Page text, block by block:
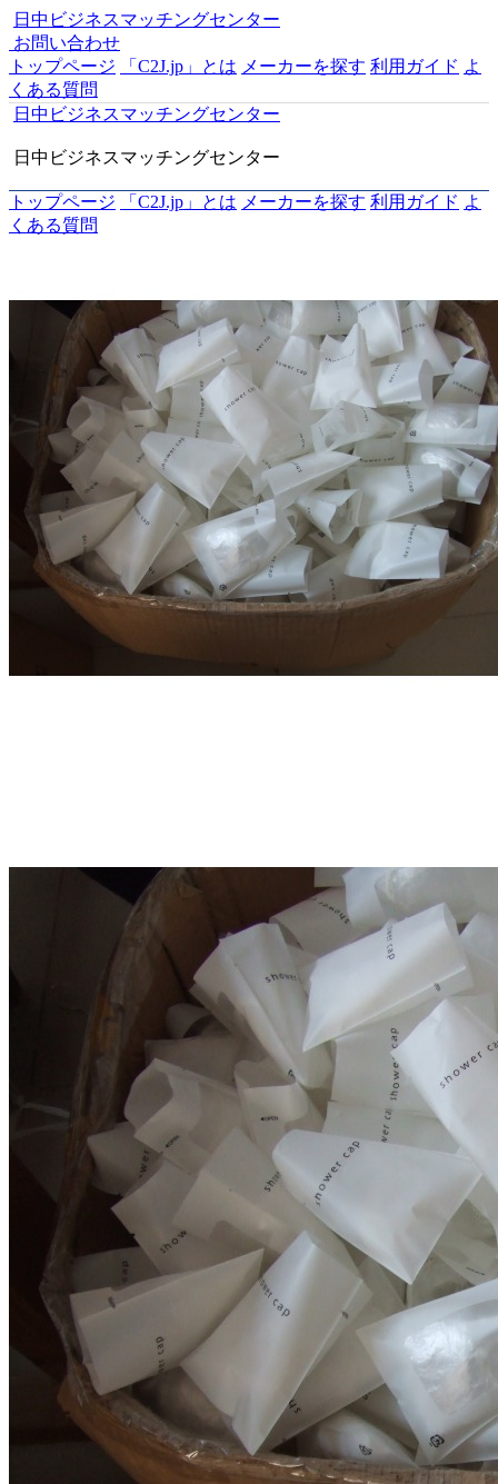
日中ビジネスマッチングセンター
お問い合わせ
トップページ
「C2J.jp」とは メーカーを探す 利用ガイド よ
くある質問
日中ビジネスマッチングセンター
日中ビジネスマッチングセンター
トップページ 「C2J.jp」とは メーカーを探す 利用ガイド よ
くある質問